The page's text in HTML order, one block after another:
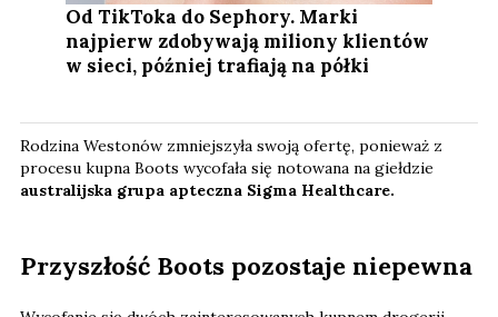
Od TikToka do Sephory. Marki
najpierw zdobywają miliony klientów
w sieci, później trafiają na półki
Rodzina Westonów zmniejszyła swoją ofertę, ponieważ z
procesu kupna Boots wycofała się notowana na giełdzie
australijska grupa apteczna Sigma Healthcare.
Przyszłość Boots pozostaje niepewna